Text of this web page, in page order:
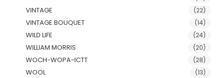
VINTAGE (22)
VINTAGE BOUQUET (14)
WILD LIFE (24)
WILLIAM MORRIS (20)
WOCH-WOPA-ICTT (28)
WOOL (13)